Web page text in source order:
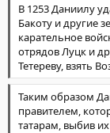
В 1253 Даниилу
Бакоту и другие
карательное
отрядов Луцк и
Тетереву, взять
Таким образом
правителем,
татарам, выбив